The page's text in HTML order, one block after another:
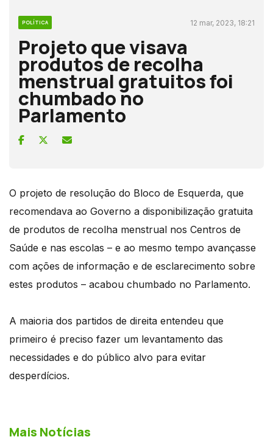
POLÍTICA 12 mar, 2023, 18:21
Projeto que visava
produtos de recolha
menstrual gratuitos foi
chumbado no
Parlamento
O projeto de resolução do Bloco de Esquerda, que
recomendava ao Governo a disponibilização gratuita
de produtos de recolha menstrual nos Centros de
Saúde e nas escolas – e ao mesmo tempo avançasse
com ações de informação e de esclarecimento sobre
estes produtos – acabou chumbado no Parlamento.
A maioria dos partidos de direita entendeu que
primeiro é preciso fazer um levantamento das
necessidades e do público alvo para evitar
desperdícios.
Mais Notícias